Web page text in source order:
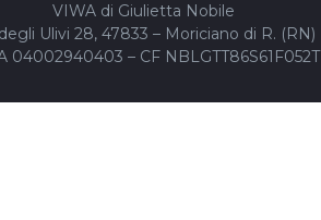
VIWA di Giulietta Nobile
Ulivi 28, 47833 – Moriciano di R. (RN)
04002940403 – CF NBLGTT86S61F052T